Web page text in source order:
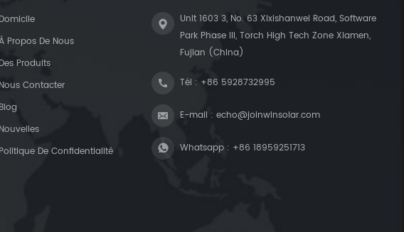
Domicile
Propos De Nous
Des Produits
Nous Contacter
Blog
Nouvelles
Politique De Confidentialité
Unit 1603 3, No. 63 Xixishanwei Road, Software
Park Phase III, Torch High Tech Zone Xiamen,
Fujian (China)
Tél : +86 5928732995
E-mail :echo@joinwinsolar.com
Whatsapp : +86 18959251713